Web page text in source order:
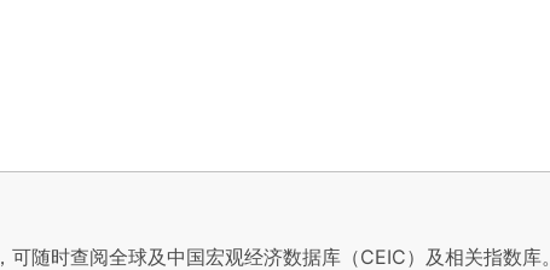
，可随时查阅全球及中国宏观经济数据库（CEIC）及相关指数库。